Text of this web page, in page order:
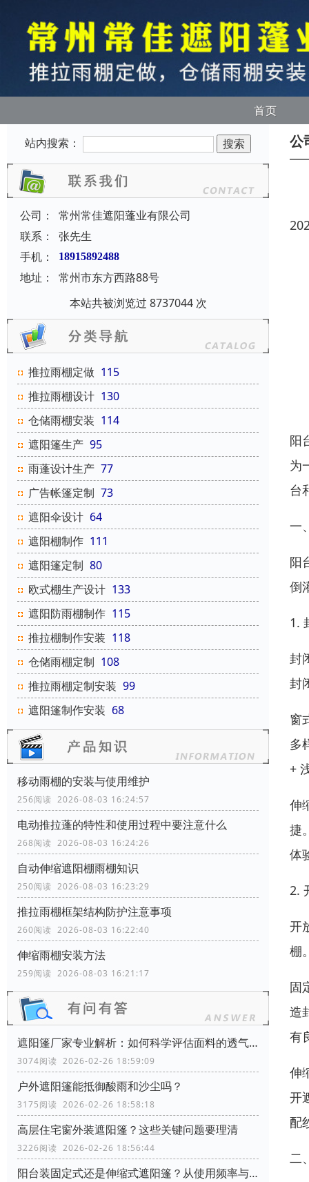
首页
站内搜索：
公司：
常州常佳遮阳蓬业有限公司
联系：
张先生
手机：
18915892488
地址：
常州市东方西路88号
本站共被浏览过 8737044 次
推拉雨棚定做 115
推拉雨棚设计 130
仓储雨棚安装 114
遮阳篷生产 95
雨蓬设计生产 77
广告帐篷定制 73
遮阳伞设计 64
遮阳棚制作 111
遮阳篷定制 80
欧式棚生产设计 133
遮阳防雨棚制作 115
推拉棚制作安装 118
仓储雨棚定制 108
推拉雨棚定制安装 99
遮阳篷制作安装 68
移动雨棚的安装与使用维护
256阅读 2026-08-03 16:24:57
电动推拉蓬的特性和使用过程中要注意什么
268阅读 2026-08-03 16:24:26
自动伸缩遮阳棚雨棚知识
250阅读 2026-08-03 16:23:29
推拉雨棚框架结构防护注意事项
260阅读 2026-08-03 16:22:40
伸缩雨棚安装方法
259阅读 2026-08-03 16:21:17
遮阳篷厂家专业解析：如何科学评估面料的透气性能？
3074阅读 2026-02-26 18:59:09
户外遮阳篷能抵御酸雨和沙尘吗？
3175阅读 2026-02-26 18:58:18
高层住宅窗外装遮阳篷？这些关键问题要理清
3226阅读 2026-02-26 18:56:44
阳台装固定式还是伸缩式遮阳篷？从使用频率与空间利用角度分析
公
阳
为
台
一
阳
倒
1.
封
封
窗
多
+
伸
捷
体
2.
开
棚
固
造
有
伸
开
配
二